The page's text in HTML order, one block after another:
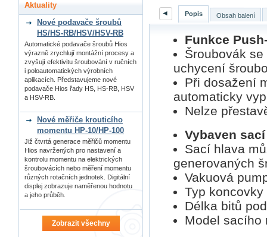
◄ Popis Obsah balení
Funkce
Šroubovák
uchycení
Při dosažení
automaticky
Nelze
Vybaven
Sací hlava
generovaných
Vakuová
Typ
Délka bitů
Model sacího
Aktuality
Nové podavače šroubů
HS/HS-RB/HSV/HSV-RB
Automatické podavače šroubů Hios
výrazně zrychlují montážní procesy a
zvyšují efektivitu šroubování v ručních
i poloautomatických výrobních
aplikacích. Představujeme nové
podavače Hios řady HS, HS-RB, HSV
a HSV-RB.
Nové měřiče krouticího
momentu HP-10/HP-100
Již čtvrtá generace měřičů momentu
Hios navržených pro nastavení a
kontrolu momentu na elektrických
šroubovácích nebo měření momentu
různých rotačních jednotek. Digitální
displej zobrazuje naměřenou hodnotu
a jeho průběh.
Zobrazit všechny